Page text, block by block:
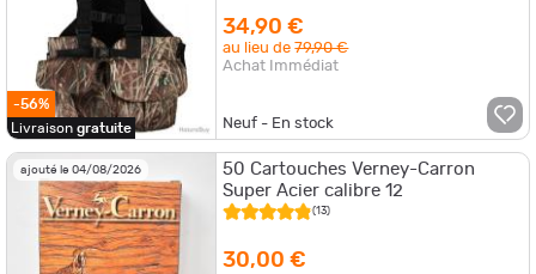
-56%
Livraison gratuite
34,90 €
au lieu de79,90 €
Achat Immédiat
Neuf - En stock
ajouté le 04/08/2026
50 Cartouches Verney-Carron
Super Acier calibre 12
(13)
30,00 €